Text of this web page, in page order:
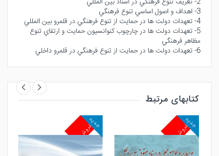
3- اهداف و اصول اساسي تنوع فرهنگي
4- تعهدات دولت ها در حمايت از تنوع فرهنگي در قلمرو بين المللي
5- تعهدات دولت ها در چارچوب كنوانسيون حمايت و ارتقاي تنوع
مظاهر فرهنگي
6- تعهدات دولت ها در حمايت از تنوع فرهنگي در قلمرو داخلي
کتابهای مرتبط
پرفروش
جدید پرفروش
جدید